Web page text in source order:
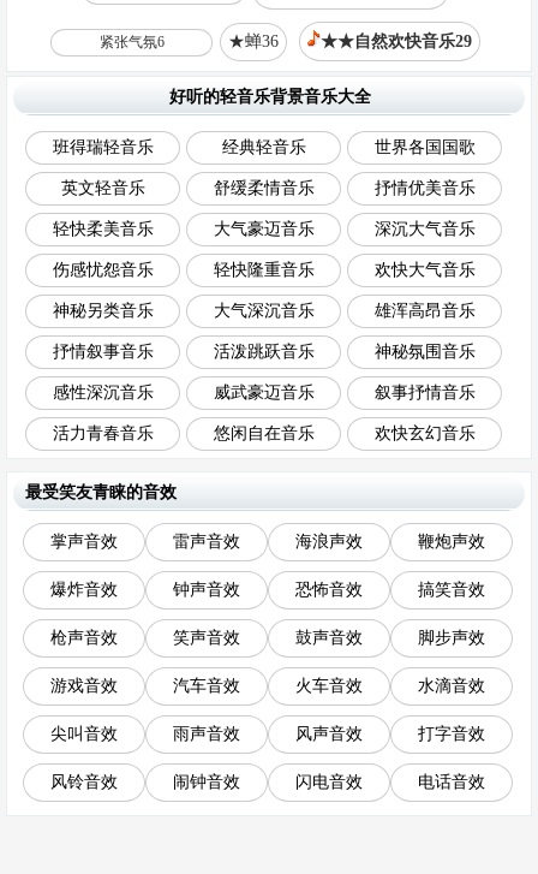
紧张气氛6 ★蝉36 ★★自然欢快音乐29
好听的轻音乐背景音乐大全
班得瑞轻音乐 经典轻音乐 世界各国国歌
英文轻音乐 舒缓柔情音乐 抒情优美音乐
轻快柔美音乐 大气豪迈音乐 深沉大气音乐
伤感忧怨音乐 轻快隆重音乐 欢快大气音乐
神秘另类音乐 大气深沉音乐 雄浑高昂音乐
抒情叙事音乐 活泼跳跃音乐 神秘氛围音乐
感性深沉音乐 威武豪迈音乐 叙事抒情音乐
活力青春音乐 悠闲自在音乐 欢快玄幻音乐
最受笑友青睐的音效
掌声音效 雷声音效 海浪声效 鞭炮声效
爆炸音效 钟声音效 恐怖音效 搞笑音效
枪声音效 笑声音效 鼓声音效 脚步声效
游戏音效 汽车音效 火车音效 水滴音效
尖叫音效 雨声音效 风声音效 打字音效
风铃音效 闹钟音效 闪电音效 电话音效